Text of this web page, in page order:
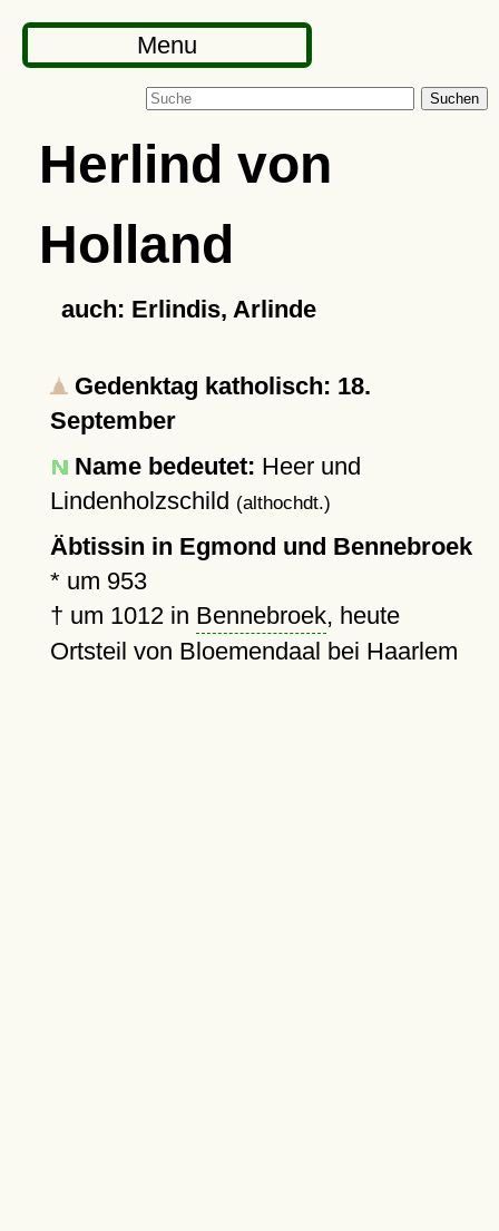
Menu
Suchen
Herlind von
Holland
auch: Erlindis, Arlinde
Gedenktag katholisch: 18.
September
Name bedeutet: Heer und
Lindenholzschild (althochdt.)
Äbtissin in Egmond und Bennebroek
* um 953
† um 1012in Bennebroek, heute
Ortsteil von Bloemendaal bei Haarlem